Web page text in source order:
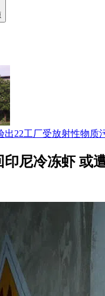
出22工厂受放射性物质
印尼冷冻虾 或